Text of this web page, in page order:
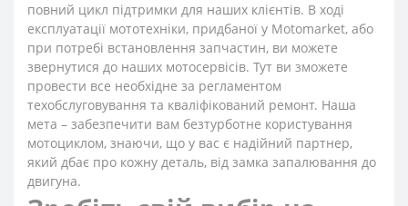
повний цикл підтримки для наших клієнтів. В ході
експлуатації мототехніки, придбаної у Motomarket, або
при потребі встановлення запчастин, ви можете
звернутися до наших мотосервісів. Тут ви зможете
провести все необхідне за регламентом
техобслуговування та кваліфікований ремонт. Наша
мета – забезпечити вам безтурботне користування
мотоциклом, знаючи, що у вас є надійний партнер,
який дбає про кожну деталь, від замка запалювання до
двигуна.